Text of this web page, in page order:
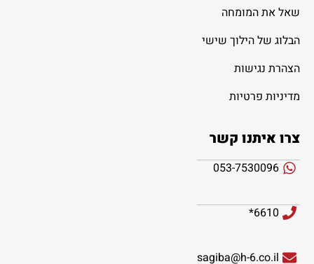
שאל את המומחה
הבלוג של הילוך שישי
הצהרת נגישות
מדיניות פרטיות
צרו איתנו קשר
053-7530096
6610*
sagiba@h-6.co.il